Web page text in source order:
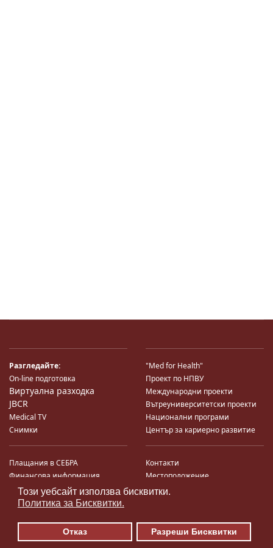
Този уебсайт използва бисквитки.
Политика за Бисквитки.
Отказ Разреши Бисквитки
Разгледайте:
On-line подготовка
Виртуална разходка
JBCR
Medical TV
Снимки
"Med for Health"
Проект по НПВУ
Международни проекти
Вътреуниверситетски проекти
Национални програми
Център за кариерно развитие
Плащания в СЕБРА
Финансова информация
Система за финансово упр-е и
контрол
Търгове по ЗДС
Контакти
Местоположение
Карта на сайта